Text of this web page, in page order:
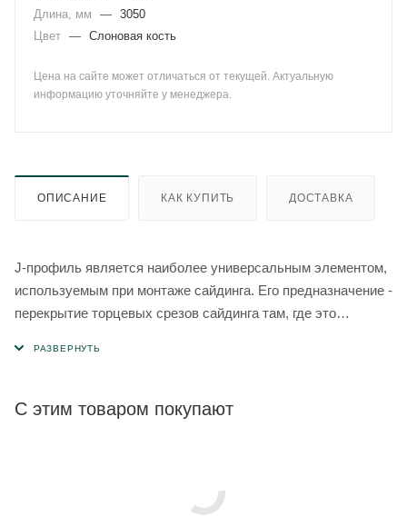
Длина, мм
— 3050
Цвет — Слоновая кость
Цена на сайте может отличаться от текущей. Актуальную
информацию уточняйте у менеджера.
ОПИСАНИЕ КАК КУПИТЬ ДОСТАВКА
J-профиль является наиболее универсальным элементом,
используемым при монтаже сайдинга. Его предназначение -
перекрытие торцевых срезов сайдинга там, где это
С этим товаром покупают